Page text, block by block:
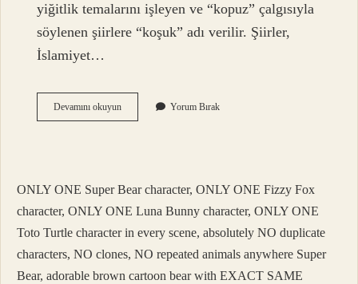
yiğitlik temalarını işleyen ve “kopuz” çalgısıyla
söylenen şiirlere “koşuk” adı verilir. Şiirler,
İslamiyet…
Devamını okuyunSözlü
Edebiyat
Yorum Bırak
ONLY ONE Super Bear character, ONLY ONE Fizzy Fox
character, ONLY ONE Luna Bunny character, ONLY ONE
Toto Turtle character in every scene, absolutely NO duplicate
characters, NO clones, NO repeated animals anywhere Super
Bear, adorable brown cartoon bear with EXACT SAME